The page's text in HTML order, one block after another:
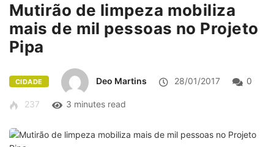
Mutirão de limpeza mobiliza
mais de mil pessoas no Projeto
Pipa
CIDADE Deo Martins 28/01/2017 0
237 3 minutes read